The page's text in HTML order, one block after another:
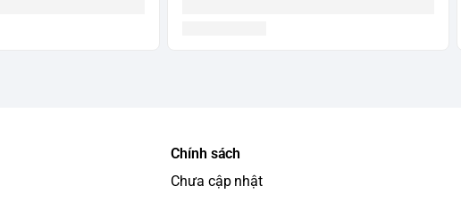
Chính sách
Chưa cập nhật